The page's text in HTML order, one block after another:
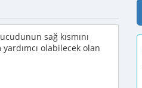
sağ kısmını
olabilecek olan